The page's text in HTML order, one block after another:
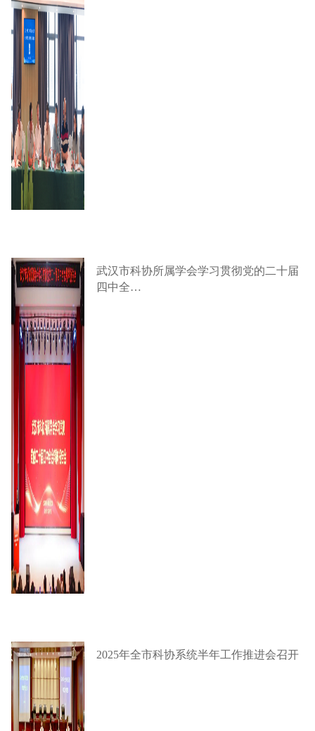
武汉市科协所属学会学习贯彻党的二十届
四中全…
2025年全市科协系统半年工作推进会召开